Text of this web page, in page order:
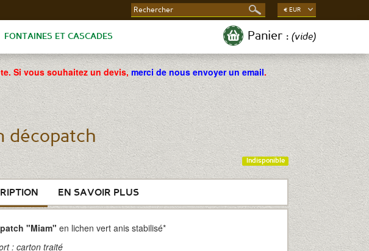
€ EUR
Panier : (vide)
FONTAINES ET CASCADES
Si vous souhaitez un devis,merci de nous envoyer un email.
décopatch
Indisponible
EN SAVOIR PLUS
"Miam" en lichen vert anis stabilisé*
: carton traité